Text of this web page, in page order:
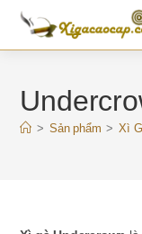
Skip
content
> Sản phẩm > Xì